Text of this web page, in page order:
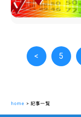
< 5
home > 記事一覧